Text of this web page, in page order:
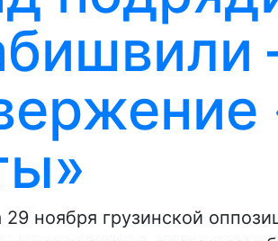
29 ноября грузинской